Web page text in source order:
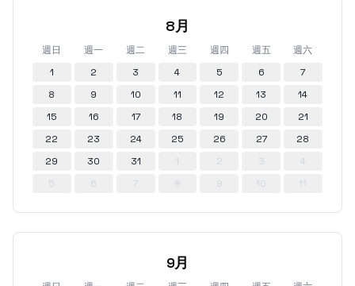
8月
週日 週一 週二 週三 週四 週五
週六
1
2 3 4 5 6
7
8
9 10 11 12 13
14
15
16 17 18 19 20
21
22
23 24 25 26 27
28
29
30 31 1 2 3
4
5
6 7 8 9 10 11
9月